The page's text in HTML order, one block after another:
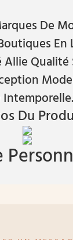
De
En
Intemporelle.
Du